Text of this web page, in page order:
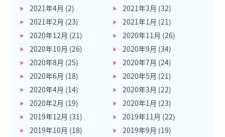
2021年4月 (2) 2021年3月 (32)
2021年2月 (23) 2021年1月 (21)
2020年12月 (21) 2020年11月 (26)
2020年10月 (26) 2020年9月 (34)
2020年8月 (25) 2020年7月 (24)
2020年6月 (18) 2020年5月 (21)
2020年4月 (14) 2020年3月 (22)
2020年2月 (19) 2020年1月 (23)
2019年12月 (31) 2019年11月 (22)
2019年10月 (18) 2019年9月 (19)